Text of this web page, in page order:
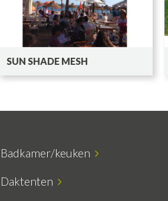
SUN SHADE MESH
Badkamer/keuken
Daktenten